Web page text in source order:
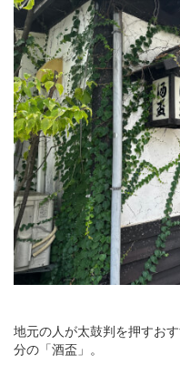
地元の人が太鼓判を押すお
分の「酒盃」。